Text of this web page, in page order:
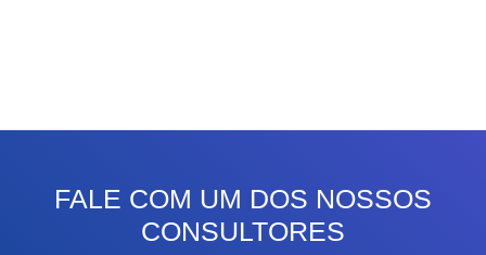
FALE COM UM DOS NOSSOS
CONSULTORES